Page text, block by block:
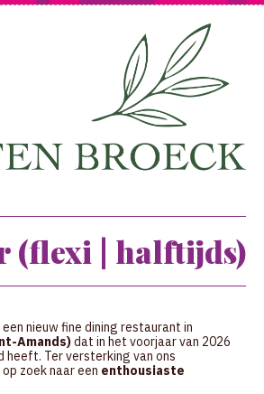
(flexi | halftijds)
een nieuw fine dining restaurant in
Amands)dat in het voorjaar van 2026
heeft. Ter versterking van ons
zoek naar een enthousiaste